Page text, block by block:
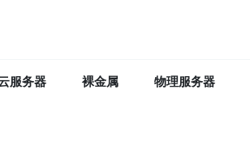
服务器 裸金属 物理服务器